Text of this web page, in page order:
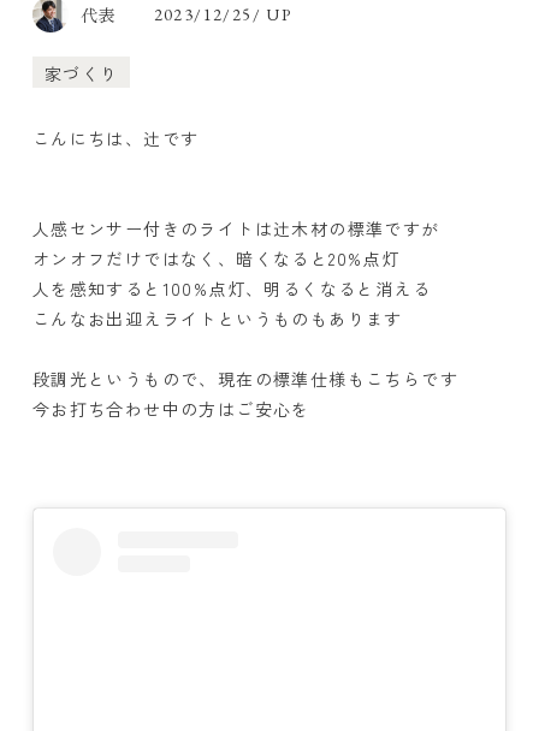
代表 2023/12/25/ UP
家づくり
こんにちは、辻です
人感センサー付きのライトは辻木材の標準ですが
オンオフだけではなく、暗くなると20%点灯
人を感知すると100%点灯、明るくなると消える
こんなお出迎えライトというものもあります
段調光というもので、現在の標準仕様もこちらです
今お打ち合わせ中の方はご安心を